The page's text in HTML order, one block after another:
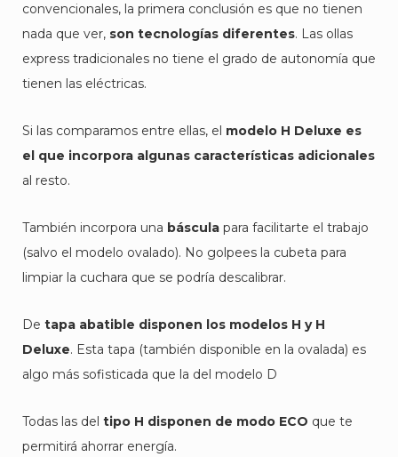
convencionales, la primera conclusión es que no tienen
nada que ver, son tecnologías diferentes. Las ollas
express tradicionales no tiene el grado de autonomía que
tienen las eléctricas.
Si las comparamos entre ellas, el modelo H Deluxe es
el que incorpora algunas características adicionales
al resto.
También incorpora una báscula para facilitarte el trabajo
(salvo el modelo ovalado). No golpees la cubeta para
limpiar la cuchara que se podría descalibrar.
De tapa abatible disponen los modelos H y H
Deluxe. Esta tapa (también disponible en la ovalada) es
algo más sofisticada que la del modelo D
Todas las del tipo H disponen de modo ECO que te
permitirá ahorrar energía.